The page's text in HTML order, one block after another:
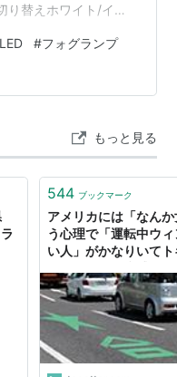
り替えホワイト/イエ
) ナンバー灯(ホワイ
で次にフロントフォ
の作業なので途中経
ーをめくっての作
LED #フォグランプ
もっと見る
544 ブックマーク
アメリカには「なん
う心理で「運転中ウ
い人」がかなりいて
「日本にもたくさん